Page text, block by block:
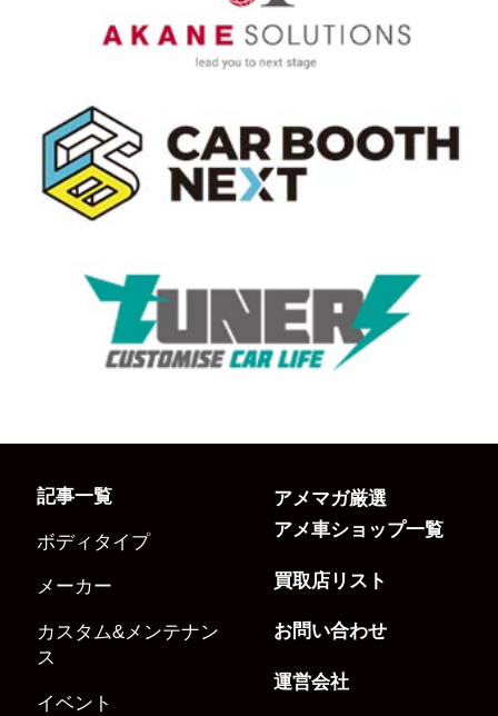
記事一覧
ボディタイプ
メーカー
カスタム&メンテナン
ス
イベント
アメマガ厳選
アメ車ショップ一覧
買取店リスト
お問い合わせ
運営会社